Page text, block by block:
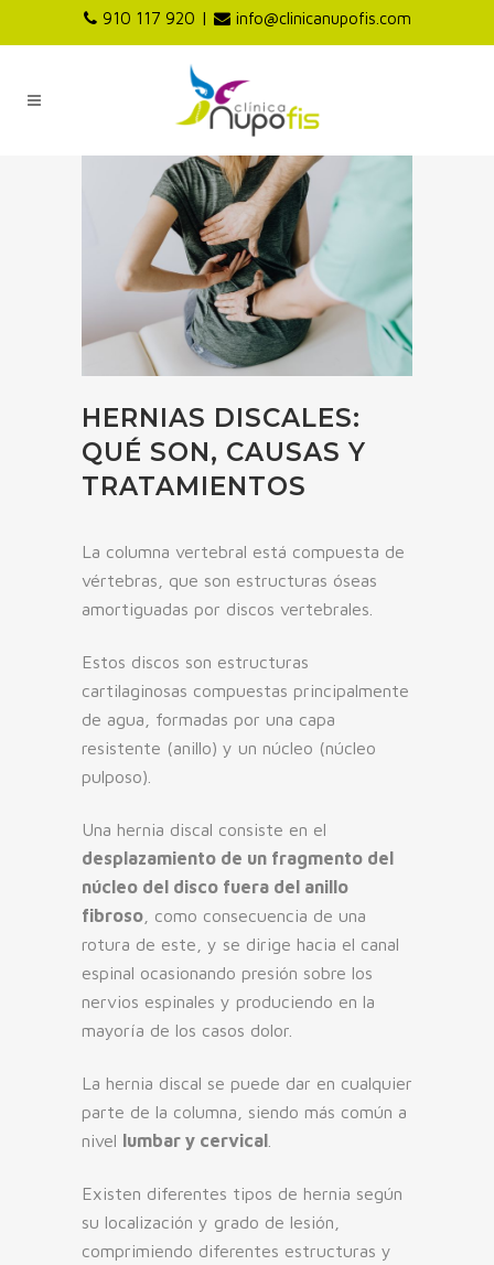
910 117 920 | info@clinicanupofis.com
HERNIAS DISCALES:
QUÉ SON, CAUSAS Y
TRATAMIENTOS
La columna vertebral está compuesta de
vértebras, que son estructuras óseas
amortiguadas por discos vertebrales.
Estos discos son estructuras
cartilaginosas compuestas principalmente
de agua, formadas por una capa
resistente (anillo) y un núcleo (núcleo
pulposo).
Una hernia discal consiste en el
desplazamiento de un fragmento del
núcleo del disco fuera del anillo
fibroso , como consecuencia de una
rotura de este, y se dirige hacia el canal
espinal ocasionando presión sobre los
nervios espinales y produciendo en la
mayoría de los casos dolor.
La hernia discal se puede dar en cualquier
parte de la columna, siendo más común a
nivel lumbar y cervical
Existen diferentes tipos de hernia según
su localización y grado de lesión,
comprimiendo diferentes estructuras y